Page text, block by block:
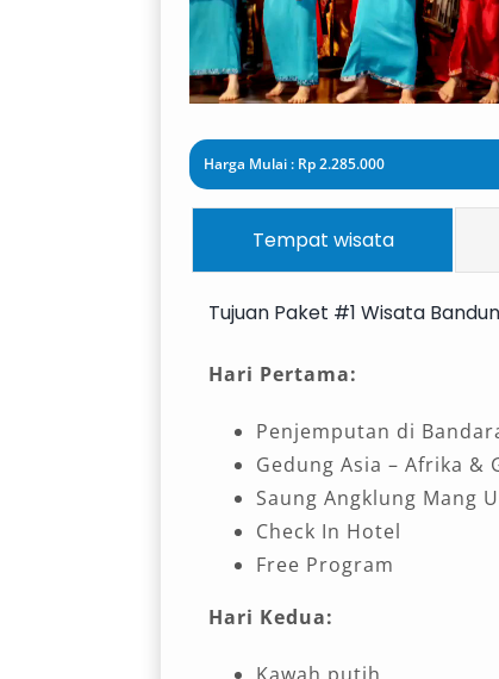
Harga Mulai : Rp 2.285.000
Tempat wisata
Tujuan Paket #1 Wisata
Hari Pertama:
Penjemputan di
Gedung Asia – Afrika &
Saung Angklung Mang
Check In Hotel
Free Program
Hari Kedua: